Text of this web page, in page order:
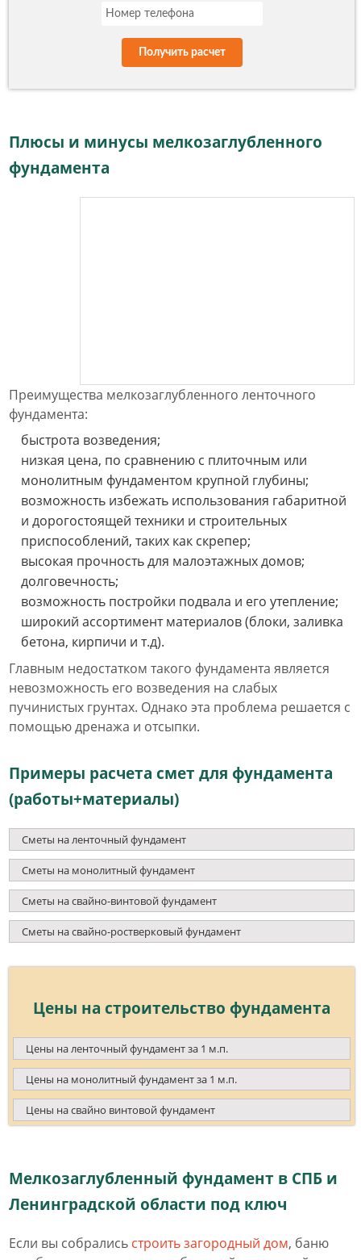
Получить расчет
Плюсы и минусы мелкозаглубленного
фундамента
Преимущества мелкозаглубленного ленточного
фундамента:
быстрота возведения;
низкая цена, по сравнению с плиточным или
монолитным фундаментом крупной глубины;
возможность избежать использования габаритной
и дорогостоящей техники и строительных
приспособлений, таких как скрепер;
высокая прочность для малоэтажных домов;
долговечность;
возможность постройки подвала и его утепление;
широкий ассортимент материалов (блоки, заливка
бетона, кирпичи и т.д).
Главным недостатком такого фундамента является
невозможность его возведения на слабых
пучинистых грунтах. Однако эта проблема решается с
помощью дренажа и отсыпки.
Примеры расчета смет для фундамента
(работы+материалы)
Сметы на ленточный фундамент
Сметы на монолитный фундамент
Сметы на свайно-винтовой фундамент
Сметы на свайно-ростверковый фундамент
Цены на строительство фундамента
Цены на ленточный фундамент за 1 м.п.
Цены на монолитный фундамент за 1 м.п.
Цены на свайно винтовой фундамент
Мелкозаглубленный фундамент в СПБ и
Ленинградской области под ключ
Если вы собрались строить загородный дом, баню